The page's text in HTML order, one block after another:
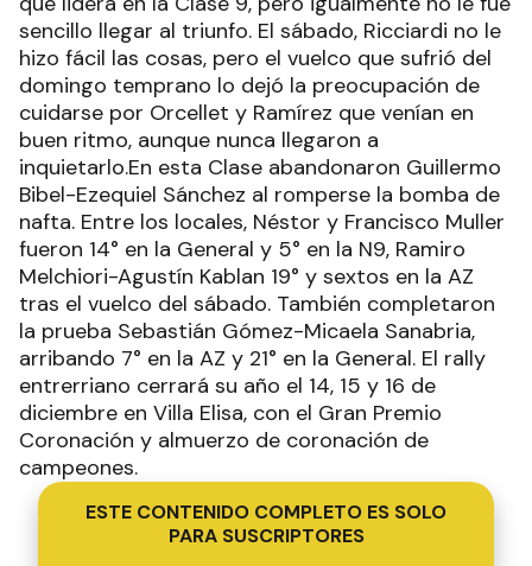
sencillo llegar al triunfo. El sábado, Ricciardi no le
hizo fácil las cosas, pero el vuelco que sufrió del
domingo temprano lo dejó la preocupación de
cuidarse por Orcellet y Ramírez que venían en
buen ritmo, aunque nunca llegaron a
inquietarlo.En esta Clase abandonaron Guillermo
Bibel-Ezequiel Sánchez al romperse la bomba de
nafta. Entre los locales, Néstor y Francisco Muller
fueron 14° en la General y 5° en la N9, Ramiro
Melchiori-Agustín Kablan 19° y sextos en la AZ
tras el vuelco del sábado. También completaron
la prueba Sebastián Gómez-Micaela Sanabria,
arribando 7° en la AZ y 21° en la General. El rally
entrerriano cerrará su año el 14, 15 y 16 de
diciembre en Villa Elisa, con el Gran Premio
Coronación y almuerzo de coronación de
campeones.
ESTE CONTENIDO COMPLETO ES SOLO
PARA SUSCRIPTORES